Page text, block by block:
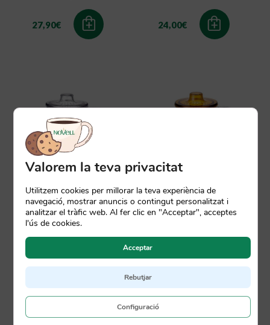
27,90€ 24,00€
Unimug
Transparent
Infusor de Té (s)
Unimug de Kinto
Groc
Infusor de Te | Mida S
Valorem la teva privacitat
Utilitzem cookies per millorar la teva experiència de
navegació, mostrar anuncis o contingut personalitzat i
analitzar el tràfic web. Al fer clic en "Acceptar", acceptes
l'ús de cookies.
Acceptar
Rebutjar
Configuració